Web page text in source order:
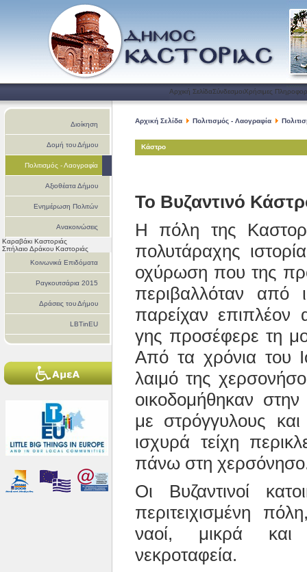
Αρχική ΣελίδαΣύνδεσμοιΧρήσιμες
Διοίκηση
Δομή του Δήμου
Πολιτισμός - Λαογραφία
Αξιοθέατα Δήμου
Ενημέρωση Πολιτών
Ανακοινώσεις
Καραβάκι Καστοριάς
Σπήλαιο Δράκου Καστοριάς
Κοινωνικά Επιδόματα
Ραγκουτσάρια 2015
Δράσεις του Δήμου
LBTinEU
Αρχική Σελίδα Πολιτισμός - Λαογραφία
Κάστρο
Το Βυζαντινό
Η πόλη της
πολυτάραχης
οχύρωση που της
περιβαλλόταν από
παρείχαν επιπλέον
γης προσέφερε τη
Από τα χρόνια του
λαιμό της
οικοδομήθηκαν
με στρόγγυλους
ισχυρά τείχη
πάνω στη
Οι Βυζαντινοί
περιτειχισμένη
ναοί, μικρά και
νεκροταφεία.